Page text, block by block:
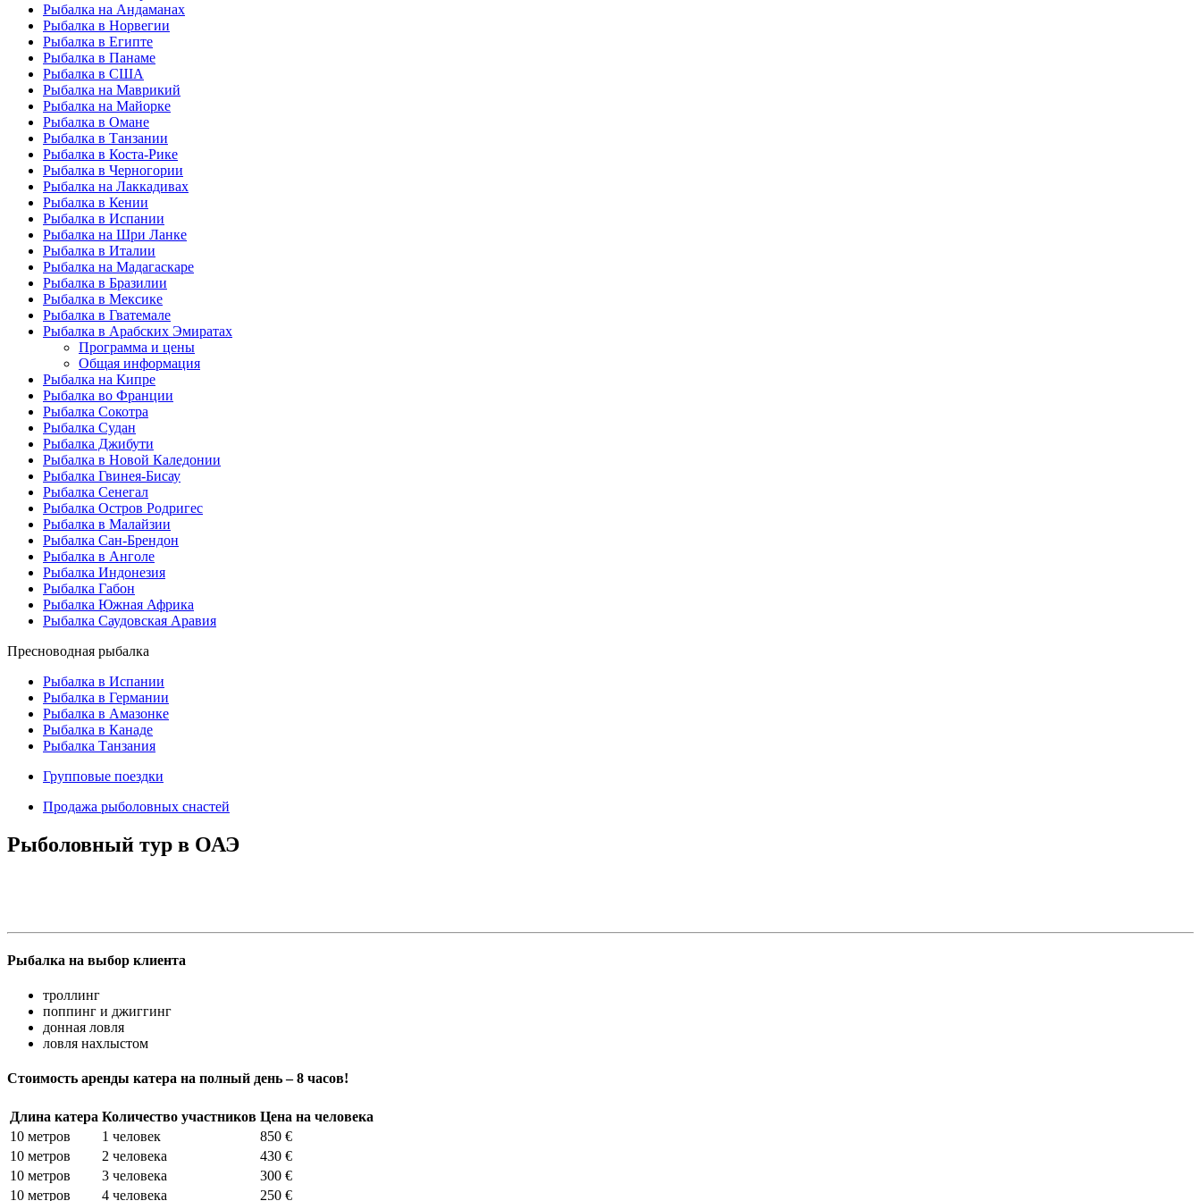
Рыбалка на Андаманах
Рыбалка в Норвегии
Рыбалка в Египте
Рыбалка в Панаме
Рыбалка в США
Рыбалка на Маврикий
Рыбалка на Майорке
Рыбалка в Омане
Рыбалка в Танзании
Рыбалка в Коста-Рике
Рыбалка в Черногории
Рыбалка на Лаккадивах
Рыбалка в Кении
Рыбалка в Испании
Рыбалка на Шри Ланке
Рыбалка в Италии
Рыбалка на Мадагаскаре
Рыбалка в Бразилии
Рыбалка в Мексике
Рыбалка в Гватемале
Рыбалка в Арабских Эмиратах
Программа и цены
Общая информация
Рыбалка на Кипре
Рыбалка во Франции
Рыбалка Сокотра
Рыбалка Судан
Рыбалка Джибути
Рыбалка в Новой Каледонии
Рыбалка Гвинея-Бисау
Рыбалка Сенегал
Рыбалка Остров Родригес
Рыбалка в Малайзии
Рыбалка Сан-Брендон
Рыбалка в Анголе
Рыбалка Индонезия
Рыбалка Габон
Рыбалка Южная Африка
Рыбалка Саудовская Аравия
Пресноводная рыбалка
Рыбалка в Испании
Рыбалка в Германии
Рыбалка в Амазонке
Рыбалка в Канаде
Рыбалка Танзания
Групповые поездки
Продажа рыболовных снастей
Рыболовный тур в ОАЭ
Рыбалка на выбор клиента
троллинг
поппинг и джиггинг
донная ловля
ловля нахлыстом
Стоимость аренды катера на полный день – 8 часов!
Длина катера Количество участников Цена на человека
10 метров
1 человек
850 €
10 метров
2 человека
430 €
10 метров
3 человека
300 €
10 метров
4 человека 250 €